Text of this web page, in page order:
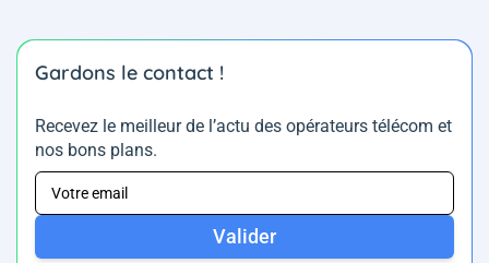
Gardons le contact !
Recevez le meilleur de l’actu des opérateurs télécom et
nos bons plans.
Valider